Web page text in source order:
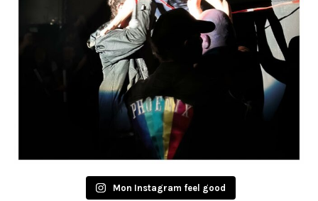
Mon Instagram feel good